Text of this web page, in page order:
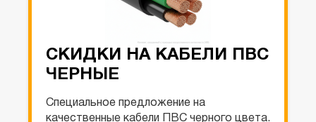
СКИДКИ НА КАБЕЛИ ПВС
ЧЕРНЫЕ
Специальное предложение на
качественные кабели ПВС черного цвета.